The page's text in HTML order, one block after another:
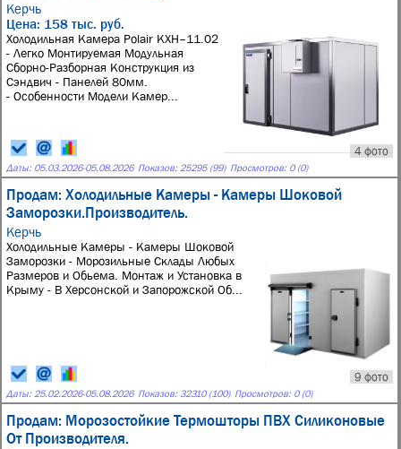
Керчь
4 фото
Цена: 158 тыс. руб.
Холодильная Камера Polair КХН–11.02
- Легко Монтируемая Модульная
Сборно-Разборная Конструкция из
Сэндвич - Панелей 80мм.
- Особенности Модели Камер...
Даты: 05.03.2026-05.08.2026 Показов: 25295 (99) Просмотров: 0 (0)
Продам: Холодильные Камеры - Камеры Шоковой
Заморозки.Производитель.
Керчь
9 фото
Холодильные Камеры - Камеры Шоковой
Заморозки - Морозильные Склады Любых
Размеров и Обьема. Монтаж и Установка в
Крыму - В Херсонской и Запорожской Об...
Даты: 25.02.2026-05.08.2026 Показов: 32310 (100) Просмотров: 0 (0)
Продам: Морозостойкие Термошторы ПВХ Силиконовые
От Производителя.